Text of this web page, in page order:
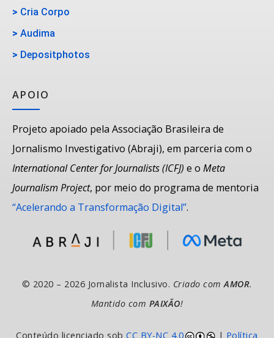
> Cria Corpo
> Audima
> Depositphotos
APOIO
Projeto apoiado pela Associação Brasileira de
Jornalismo Investigativo (Abraji), em parceria com o
International Center for Journalists (ICFJ) e o Meta
Journalism Project, por meio do programa de mentoria
“Acelerando a Transformação Digital”.
© 2020 – 2026 Jornalista Inclusivo. Criado comAMOR.
Mantido com PAIXÃO!
Conteúdo licenciado sobCC BY-NC 4.0 | Política